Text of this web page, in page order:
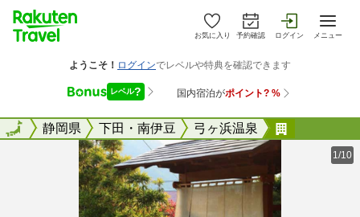
お気に入り 予約確認 ログイン メニュー
全国静岡県 下田・南伊豆 弓ヶ浜温泉
全国
1/10